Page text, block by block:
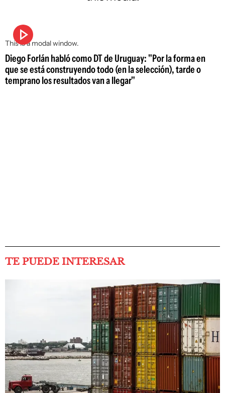
This is a modal window.
Diego Forlán habló como DT de Uruguay: "Por la forma en
que se está construyendo todo (en la selección), tarde o
temprano los resultados van a llegar"
TE PUEDE INTERESAR